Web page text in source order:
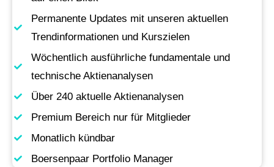
Permanente Updates mit unseren aktuellen
Trendinformationen und Kurszielen
Wöchentlich ausführliche fundamentale und
technische Aktienanalysen
Über 240 aktuelle Aktienanalysen
Premium Bereich nur für Mitglieder
Monatlich kündbar
Boersenpaar Portfolio Manager